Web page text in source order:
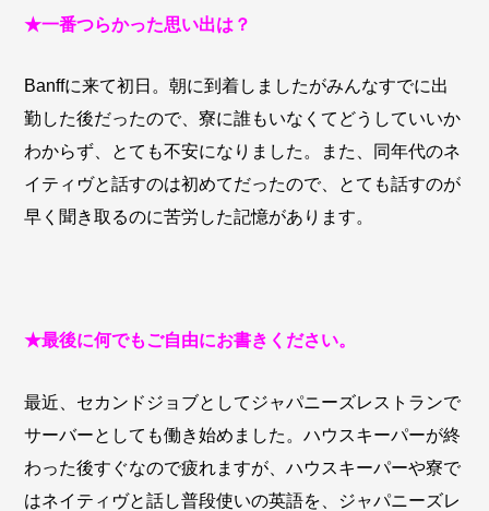
★一番つらかった思い出は？
Banffに来て初日。朝に到着しましたがみんなすでに出
勤した後だったので、寮に誰もいなくてどうしていいか
わからず、とても不安になりました。また、同年代のネ
イティヴと話すのは初めてだったので、とても話すのが
早く聞き取るのに苦労した記憶があります。
★最後に何でもご自由にお書きください。
最近、セカンドジョブとしてジャパニーズレストランで
サーバーとしても働き始めました。ハウスキーパーが終
わった後すぐなので疲れますが、ハウスキーパーや寮で
はネイティヴと話し普段使いの英語を、ジャパニーズレ